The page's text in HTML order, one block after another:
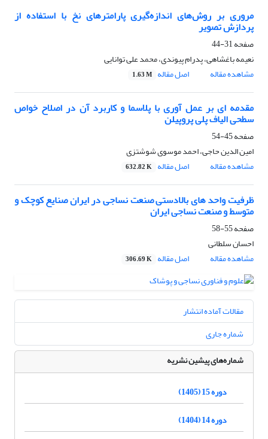
مروری بر روش‌های اندازه‌گیری پارامترهای نخ با استفاده از
پردازش تصویر
صفحه31-44
نعیمه باغشاهی، پدرام پیوندی، محمد علی توانایی
مشاهده مقاله
اصل مقاله 1.63 M
مقدمه ای بر عمل آوری با پلاسما و کاربرد آن در اصلاح خواص
سطحی الیاف پلی پروپیلن
صفحه45-54
امین الدین حاجی، احمد موسوی شوشتزی
مشاهده مقاله
اصل مقاله 632.82 K
ظرفیت واحد های بالادستی صنعت نساجی در ایران صنایع کوچک و
متوسط و صنعت نساجی ایران
صفحه55-58
احسان سلطانی
مشاهده مقاله
اصل مقاله 306.69 K
مقالات آماده انتشار
شماره جاری
شماره‌های پیشین نشریه
دوره 15 (1405)
دوره 14 (1404)